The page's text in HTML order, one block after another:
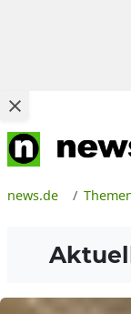
news.de